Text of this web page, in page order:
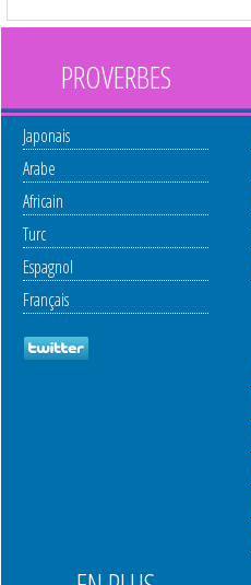
PROVERBES
Japonais
Arabe
Africain
Turc
Espagnol
Français